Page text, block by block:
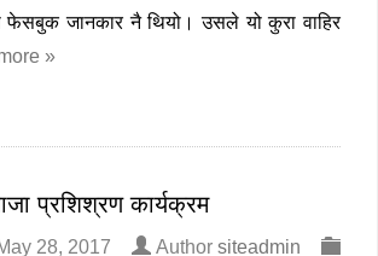
फेसबुक जानकार नै थियो। उसले यो कुरा वाहिर
»
प्रशिश्रण कार्यक्रम
28, 2017 Author siteadmin